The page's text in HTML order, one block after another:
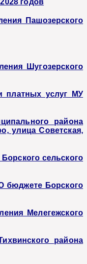
годов
Пашозерского
Шугозерского
платных услуг МУ
района
улица Советская,
сельского
бюджете Борского
Мелегежского
района